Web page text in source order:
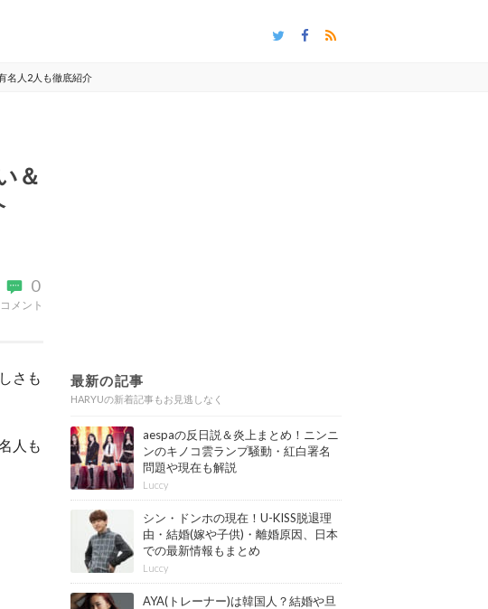
名人2人も徹底紹介
＆
0
コメント
さも
人も
最新の記事
HARYUの新着記事もお見逃しなく
aespaの反日説＆炎上まとめ！ニンニ
ンのキノコ雲ランプ騒動・紅白署名
問題や現在も解説
Luccy
シン・ドンホの現在！U-KISS脱退理
由・結婚(嫁や子供)・離婚原因、日本
での最新情報もまとめ
Luccy
AYA(トレーナー)は韓国人？結婚や旦